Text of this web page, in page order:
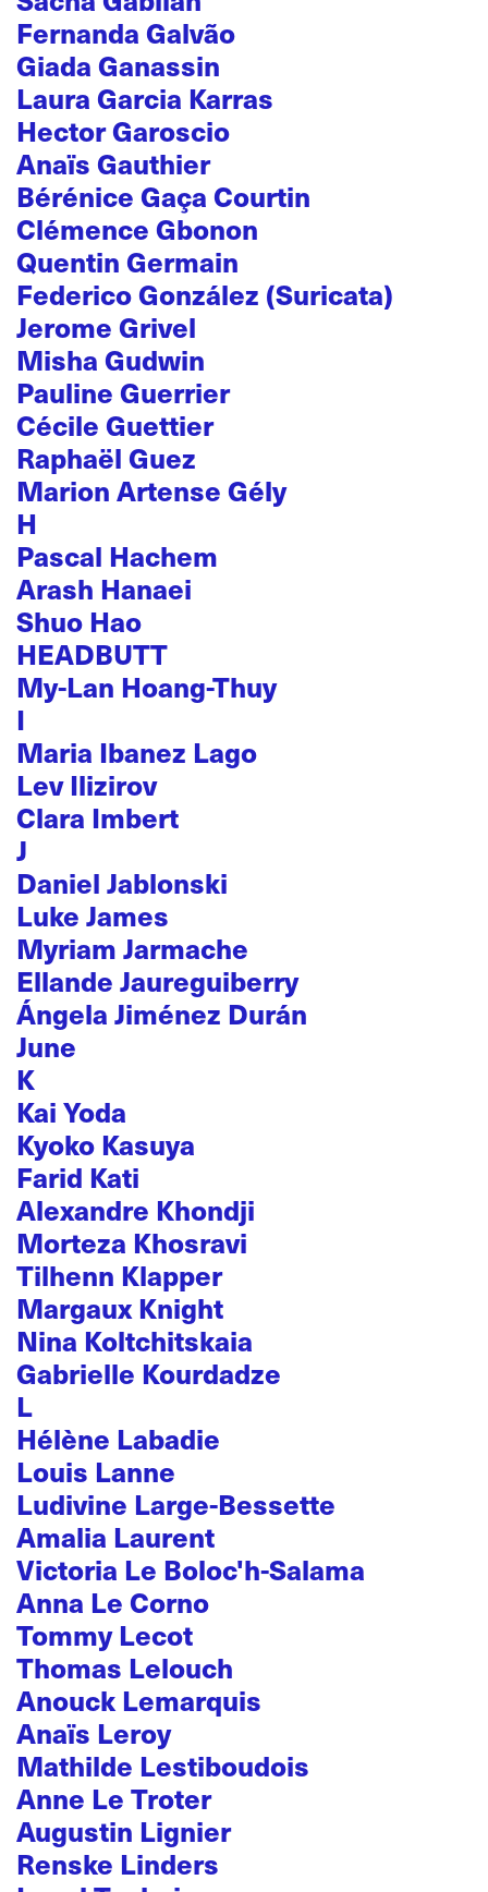
Fernanda Galvão
Giada Ganassin
Laura Garcia Karras
Hector Garoscio
Anaïs Gauthier
Bérénice Gaça Courtin
Clémence Gbonon
Quentin Germain
Federico González (Suricata)
Jerome Grivel
Misha Gudwin
Pauline Guerrier
Cécile Guettier
Raphaël Guez
Marion Artense Gély
H
Pascal Hachem
Arash Hanaei
Shuo Hao
HEADBUTT
My-Lan Hoang-Thuy
I
Maria Ibanez Lago
Lev Ilizirov
Clara Imbert
J
Daniel Jablonski
Luke James
Myriam Jarmache
Ellande Jaureguiberry
Ángela Jiménez Durán
June
K
Kai Yoda
Kyoko Kasuya
Farid Kati
Alexandre Khondji
Morteza Khosravi
Tilhenn Klapper
Margaux Knight
Nina Koltchitskaia
Gabrielle Kourdadze
L
Hélène Labadie
Louis Lanne
Ludivine Large-Bessette
Amalia Laurent
Victoria Le Boloc'h-Salama
Anna Le Corno
Tommy Lecot
Thomas Lelouch
Anouck Lemarquis
Anaïs Leroy
Mathilde Lestiboudois
Anne Le Troter
Augustin Lignier
Renske Linders